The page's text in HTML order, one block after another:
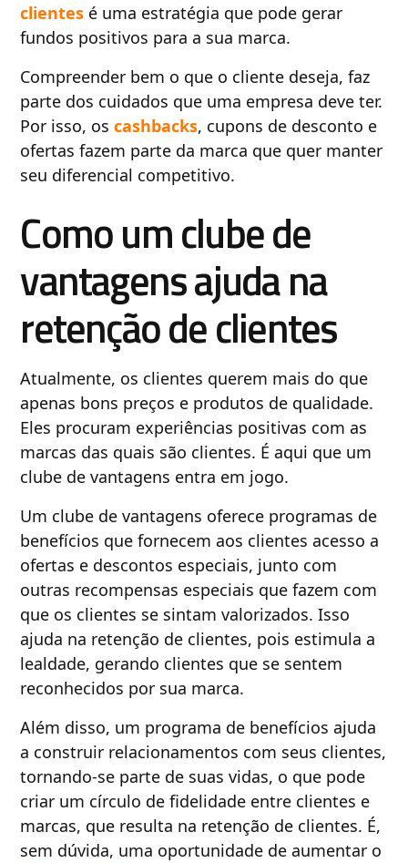
clientes é uma estratégia que pode gerar
fundos positivos para a sua marca.
Compreender bem o que o cliente deseja, faz
parte dos cuidados que uma empresa deve ter.
Por isso, oscashbacks, cupons de desconto e
ofertas fazem parte da marca que quer manter
seu diferencial competitivo.
Como um clube de
vantagens ajuda na
retenção de clientes
Atualmente, os clientes querem mais do que
apenas bons preços e produtos de qualidade.
Eles procuram experiências positivas com as
marcas das quais são clientes. É aqui que um
clube de vantagens entra em jogo.
Um clube de vantagens oferece programas de
benefícios que fornecem aos clientes acesso a
ofertas e descontos especiais, junto com
outras recompensas especiais que fazem com
que os clientes se sintam valorizados. Isso
ajuda na retenção de clientes, pois estimula a
lealdade, gerando clientes que se sentem
reconhecidos por sua marca.
Além disso, um programa de benefícios ajuda
a construir relacionamentos com seus clientes,
tornando-se parte de suas vidas, o que pode
criar um círculo de fidelidade entre clientes e
marcas, que resulta na retenção de clientes. É,
sem dúvida, uma oportunidade de aumentar o